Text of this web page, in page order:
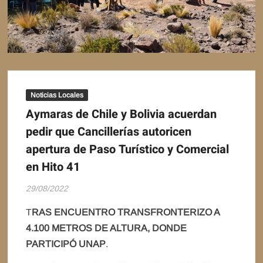
Noticias Locales
Aymaras de Chile y Bolivia acuerdan
pedir que Cancillerías autoricen
apertura de Paso Turístico y Comercial
en Hito 41
29/08/2022
TRAS ENCUENTRO TRANSFRONTERIZO A
4.100 METROS DE ALTURA, DONDE
PARTICIPÓ UNAP.